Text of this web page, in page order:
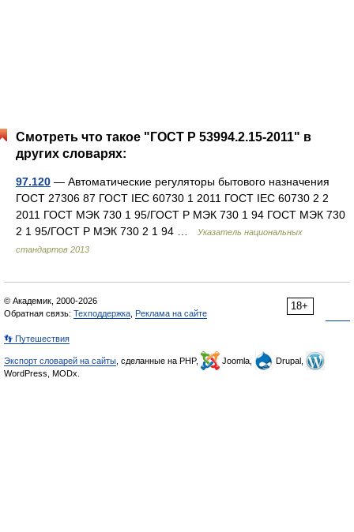
Смотреть что такое "ГОСТ Р 53994.2.15-2011" в
других словарях:
97.120 — Автоматические регуляторы бытового назначения
ГОСТ 27306 87 ГОСТ IEC 60730 1 2011 ГОСТ IEC 60730 2 2
2011 ГОСТ МЭК 730 1 95/ГОСТ Р МЭК 730 1 94 ГОСТ МЭК 730
2 1 95/ГОСТ Р МЭК 730 2 1 94 …
Указатель национальных
стандартов 2013
18+
© Академик, 2000-2026
Обратная связь: Техподдержка Реклама на сайте
👣 Путешествия
Экспорт словарей на сайты , сделанные на PHP, Joomla,
Drupal,
WordPress, MODx.